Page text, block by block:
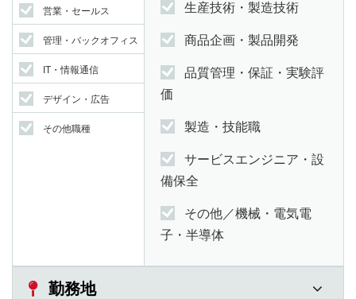
営業・セールス
管理・バックオフィス
IT・情報通信
デザイン・広告
その他職種
生産技術・製造技術
商品企画・製品開発
品質管理・保証・実験評
価
製造・技能職
サービスエンジニア・設
備保全
その他／機械・電気電
子・半導体
勤務地